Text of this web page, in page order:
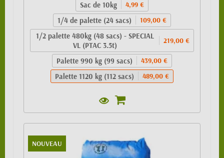
Sac de 10kg 4,99 €
1/4 de palette (24 sacs) 109,00 €
1/2 palette 480kg (48 sacs) - SPECIAL
VL (PTAC 3.5t)
219,00 €
Palette 990 kg (99 sacs) 439,00 €
Palette 1120 kg (112 sacs) 489,00 €
NOUVEAU